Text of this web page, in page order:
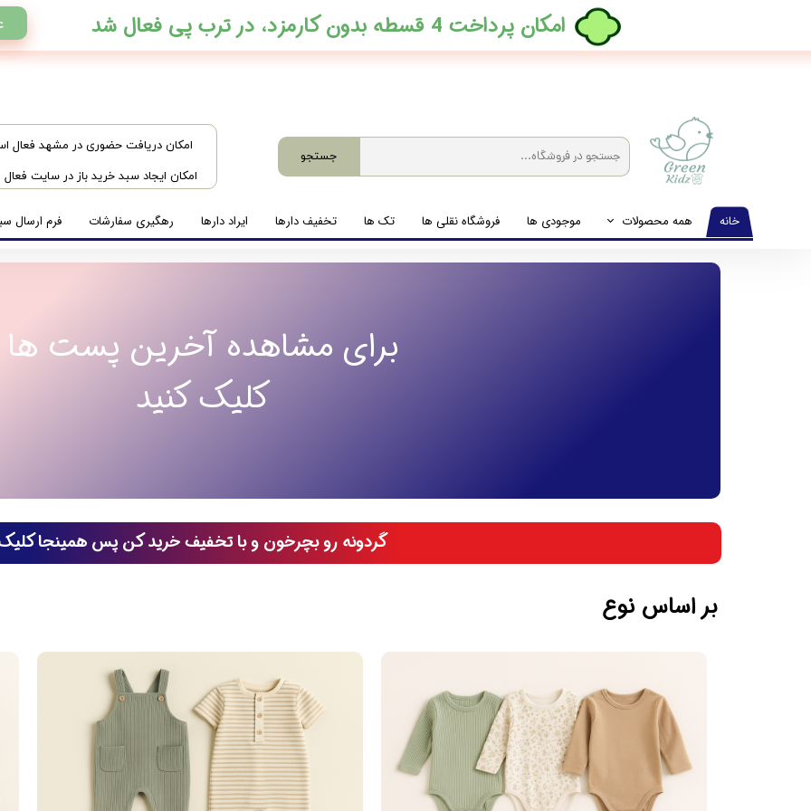
​امکان دریافت حضوری در مشهد فعال
امکان ایجاد سبد خرید باز در سایت
جستجو
خانه همه محصولات
لباس نوزاد تا نوجوان
موجودی ها فروشگاه نقلی ها تک ها تخفیف دارها ایراد دارها رهگیری سفارشات فرم ارسال
​امکان پرداخت 4 قسطه بدون کارمزد، در ترب پی فعال شد
برای مشاهده آخرین پست ها
کلیک کنید
گردونه رو بچرخون و با تخفیف خرید کن پس همینجا
بر اساس نوع